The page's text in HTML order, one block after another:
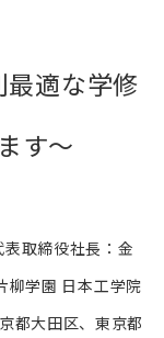
適な学修
す～
取締役社長：金
柳学園 日本工学院
都大田区、東京都